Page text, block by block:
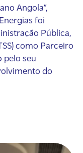
Angola”,
foi
Pública,
como Parceiro
pelo seu
do